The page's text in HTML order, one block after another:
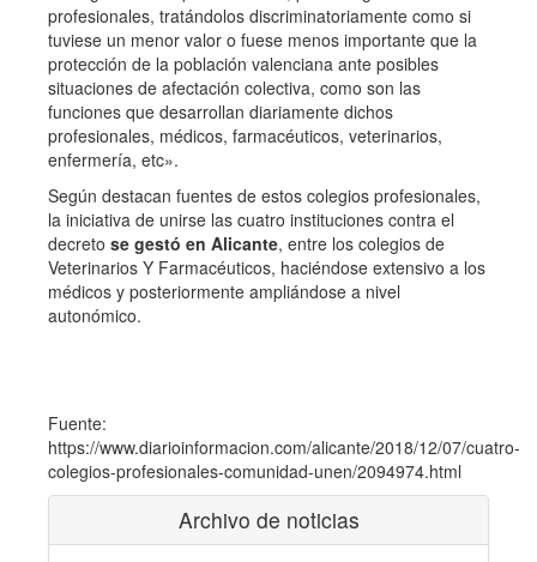
profesionales, tratándolos discriminatoriamente como si
tuviese un menor valor o fuese menos importante que la
protección de la población valenciana ante posibles
situaciones de afectación colectiva, como son las
funciones que desarrollan diariamente dichos
profesionales, médicos, farmacéuticos, veterinarios,
enfermería, etc».
Según destacan fuentes de estos colegios profesionales,
la iniciativa de unirse las cuatro instituciones contra el
decreto se gestó en Alicante, entre los colegios de
Veterinarios Y Farmacéuticos, haciéndose extensivo a los
médicos y posteriormente ampliándose a nivel
autonómico.
Fuente:
https://www.diarioinformacion.com/alicante/2018/12/07/cuatro-
colegios-profesionales-comunidad-unen/2094974.html
Archivo de noticias